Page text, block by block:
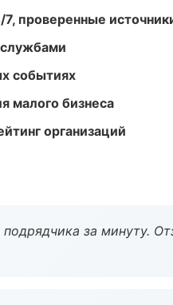
проверенные
событиях
малого бизнеса
организаций
за минуту.